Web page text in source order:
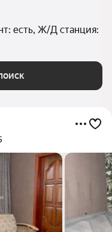
есть, Ж/Д станция: